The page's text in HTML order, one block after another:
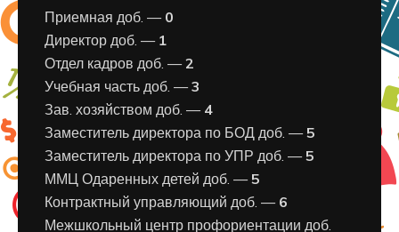
Приемная доб. — 0
Директор доб. — 1
Отдел кадров доб. —2
Учебная часть доб. —3
Зав. хозяйством доб. — 4
Заместитель директора по БОД доб. —5
Заместитель директора по УПР доб. —5
ММЦ Одаренных детей доб. —5
Контрактный управляющий доб. — 6
Межшкольный центр профориентации доб.